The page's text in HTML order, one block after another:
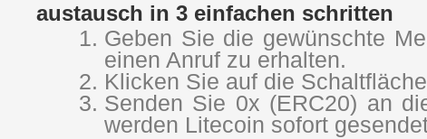
austausch in 3 einfachen schritten
Geben Sie die gewünschte
einen Anruf zu erhalten.
Klicken Sie auf die
Senden Sie 0x (ERC20) an
werden Litecoin sofort